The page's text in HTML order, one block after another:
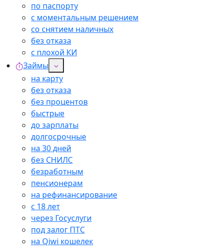
по паспорту
с моментальным решением
со снятием наличных
без отказа
с плохой КИ
Займы
на карту
без отказа
без процентов
быстрые
до зарплаты
долгосрочные
на 30 дней
без СНИЛС
безработным
пенсионерам
на рефинансирование
с 18 лет
через Госуслуги
под залог ПТС
на Qiwi кошелек